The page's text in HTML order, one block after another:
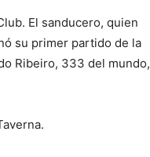
El sanducero, quien
su primer partido de la
Ribeiro, 333 del mundo,